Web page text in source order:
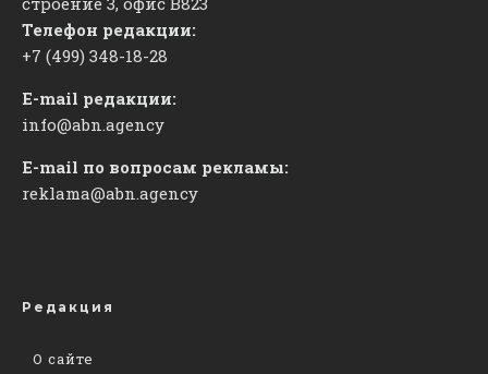
Телефон редакции:
+7 (499) 348-18-28
E-mail редакции:
info@abn.agency
E-mail по вопросам рекламы:
reklama@abn.agency
Редакция
О сайте